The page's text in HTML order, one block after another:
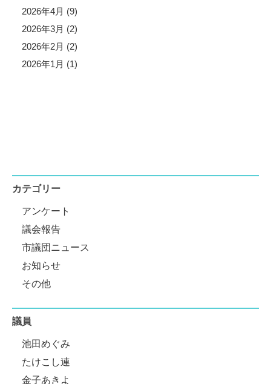
2026年4月 (9)
2026年3月 (2)
2026年2月 (2)
2026年1月 (1)
カテゴリー
アンケート
議会報告
市議団ニュース
お知らせ
その他
議員
池田めぐみ
たけこし連
金子あきよ